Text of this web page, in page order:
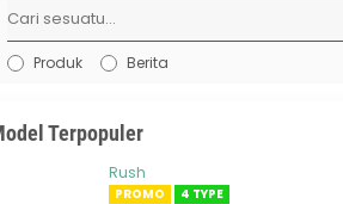
Produk Berita
Terpopuler
Rush
PROMO 4 TYPE